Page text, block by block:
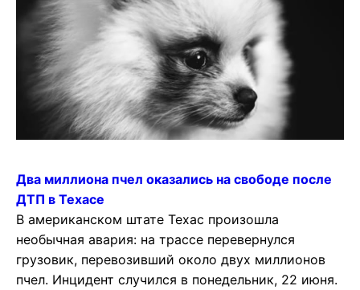
Два миллиона пчел оказались на свободе после
ДТП в Техасе
В американском штате Техас произошла
необычная авария: на трассе перевернулся
грузовик, перевозивший около двух миллионов
пчел. Инцидент случился в понедельник, 22 июня.